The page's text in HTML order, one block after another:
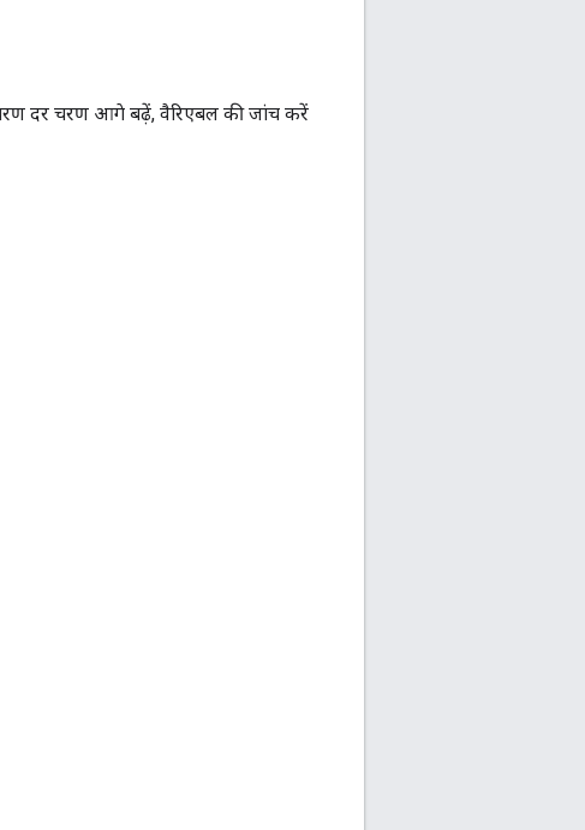
दर चरण आगे बढ़ें, वैरिएबल की जांच करें